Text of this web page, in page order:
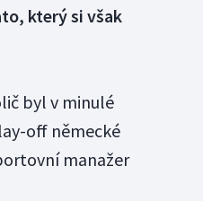
který si však
byl v minulé
off německé
manažer